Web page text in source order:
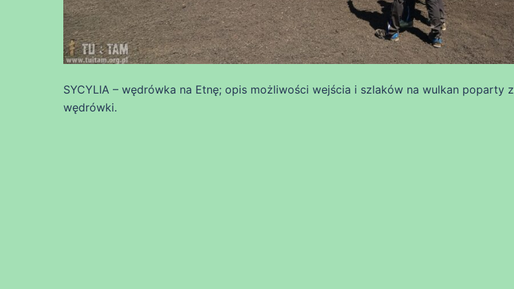
SYCYLIA – wędrówka na Etnę; opis możliwości wejścia i szlaków na wulkan poparty
wędrówki.